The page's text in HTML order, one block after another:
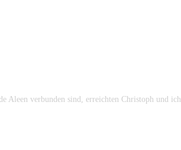
Aleen verbunden sind, erreichten Christoph und